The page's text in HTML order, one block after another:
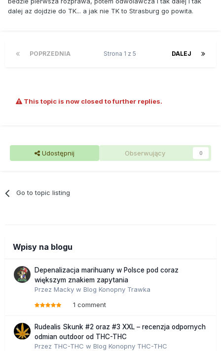
dalej az dojdzie do TK... a jak nie TK to Strasburg go powita.
POPRZEDNIA DALEJ
Strona 1 z 5
This topic is now closed to further replies.
Udostępnij Obserwujący 0
Go to topic listing
Wpisy na blogu
Depenalizacja marihuany w Polsce pod coraz
większym znakiem zapytania
Przez Macky w Blog Konopny Trawka
1 comment
Rudealis Skunk #2 oraz #3 XXL – recenzja odpornych
odmian outdoor od THC-THC
Przez THC-THC w Blog Konopny THC-THC